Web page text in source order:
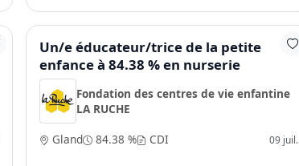
Un/e éducateur/trice de la petite
enfance à 84.38 % en nurserie
Fondation des centres de vie enfantine
LA RUCHE
Gland
84.38 % CDI 09 juil.